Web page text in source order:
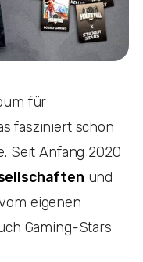
für
fasziniert schon
Seit Anfang 2020
und
eigenen
Gaming-Stars